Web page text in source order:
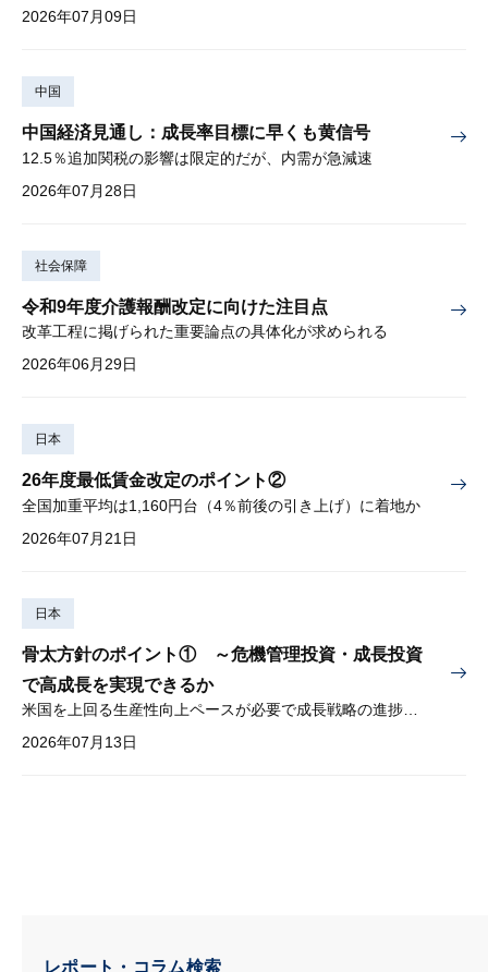
2026年07月09日
中国
中国経済見通し：成長率目標に早くも黄信号
12.5％追加関税の影響は限定的だが、内需が急減速
2026年07月28日
社会保障
令和9年度介護報酬改定に向けた注目点
改革工程に掲げられた重要論点の具体化が求められる
2026年06月29日
日本
26年度最低賃金改定のポイント②
全国加重平均は1,160円台（4％前後の引き上げ）に着地か
2026年07月21日
日本
骨太方針のポイント① ～危機管理投資・成長投資
で高成長を実現できるか
米国を上回る生産性向上ペースが必要で成長戦略の進捗管理も課題
2026年07月13日
レポート・コラム検索